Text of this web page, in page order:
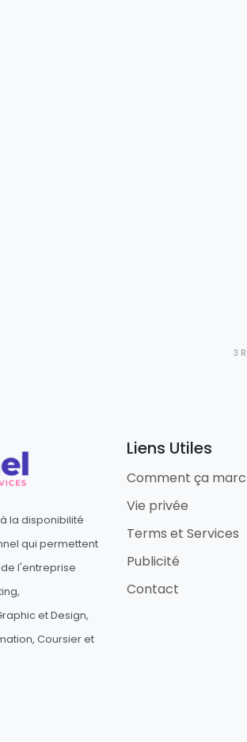
3
la disponibilité
qui permettent
l'entreprise
et Design,
Coursier et
Liens Utiles
Comment ça
Vie privée
Terms et Services
Publicité
Contact